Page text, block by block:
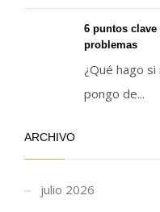
6 puntos
problemas
¿Qué hago
pongo de...
ARCHIVO
julio 2026